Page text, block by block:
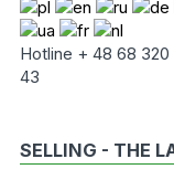
Hotline + 48 68 320
43
SELLING - THE